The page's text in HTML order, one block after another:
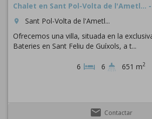
Chalet en Sant Pol-Volta de l'Ametl... -
room
Sant Pol-Volta de l'Ametl...
Ofrecemos una villa, situada en la
Bateries en Sant Feliu de Guíxols, a t...
6 6 651 m2
email Contactar